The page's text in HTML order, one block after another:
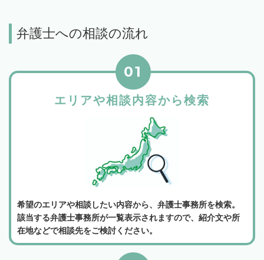
弁護士への相談の流れ
エリアや相談内容から検索
01
希望のエリアや相談したい内容から、弁護士事務所を検索。
該当する弁護士事務所が一覧表示されますので、紹介文や所
在地などで相談先をご検討ください。